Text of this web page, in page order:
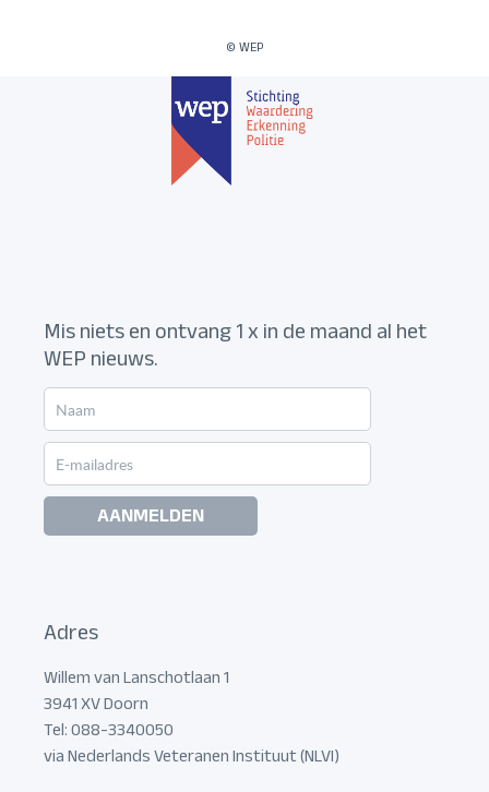
© WEP
Mis niets en ontvang 1 x in de maand al het
WEP nieuws.
AANMELDEN
Adres
Willem van Lanschotlaan 1
3941 XV Doorn
Tel: 088-3340050
via Nederlands Veteranen Instituut (NLVI)